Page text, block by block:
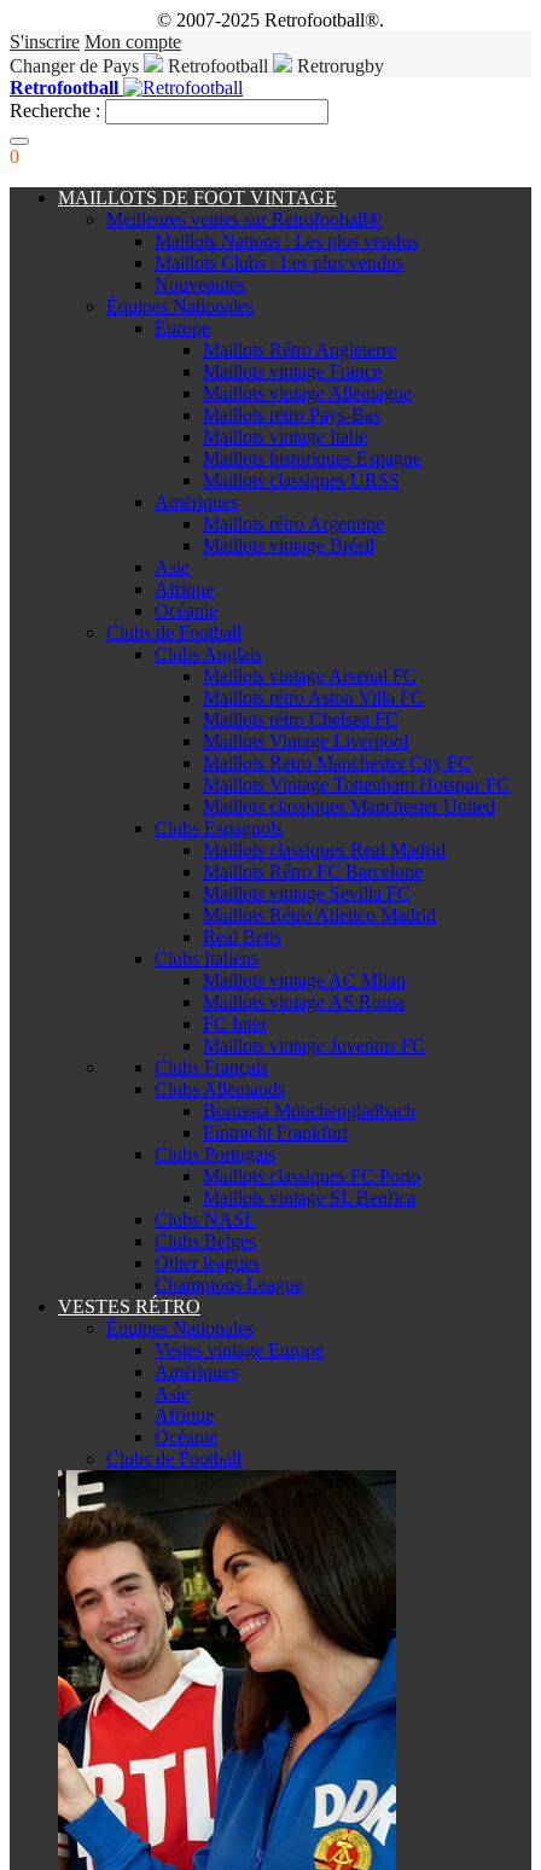
© 2007-2025 Retrofootball®.
S'inscrire Mon compte
Changer de Pays
Retrofootball
Retrorugby
Retrofootball
Recherche :
0
MAILLOTS DE FOOT VINTAGE
Meilleures ventes sur Retrofooball®
Maillots Nations : Les plus vendus
Maillots Clubs : Les plus vendus
Nouveautés
Équipes Nationales
Europe
Maillots Rétro Angleterre
Maillots vintage France
Maillots vintage Allemagne
Maillots rétro Pays-Bas
Maillots vintage Italie
Maillots historiques Espagne
Maillots classiques URSS
Amériques
Maillots rétro Argentine
Maillots vintage Brésil
Asie
Afrique
Océanie
Clubs de Football
Clubs Anglais
Maillots vintage Arsenal FC
Maillots rétro Aston Villa FC
Maillots rétro Chelsea FC
Maillots Vintage Liverpool
Maillots Retro Manchester City FC
Maillots Vintage Tottenham Hotspur FC
Maillots classiques Manchester United
Clubs Espagnols
Maillots classiques Real Madrid
Maillots Rétro FC Barcelone
Maillots vintage Sevilla FC
Maillots Rétro Atletico Madrid
Real Betis
Clubs Italiens
Maillots vintage AC Milan
Maillots vintage AS Roma
FC Inter
Maillots vintage Juventus FC
Clubs Français
Clubs Allemands
Borussia Mönchengladbach
Eintracht Frankfurt
Clubs Portugais
Maillots classiques FC Porto
Maillots vintage SL Benfica
Clubs NASL
Clubs Belges
Other leagues
Champions League
VESTES RÉTRO
Équipes Nationales
Vestes vintage Europe
Amériques
Asie
Afrique
Océanie
Clubs de Football